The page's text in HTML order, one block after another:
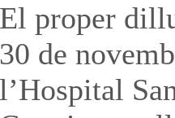
El proper
30 de
l’Hospital